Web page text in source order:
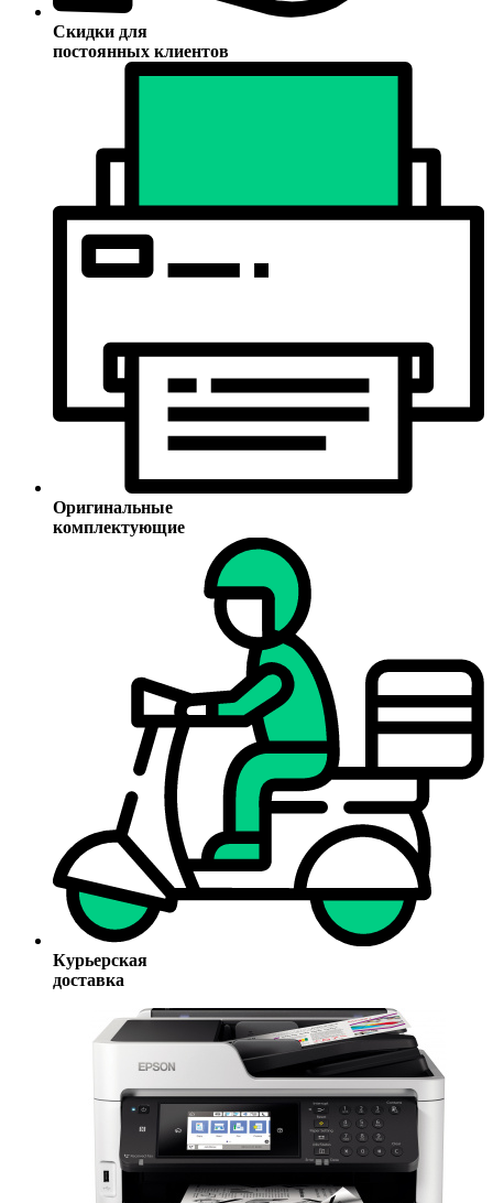
Скидки для
постоянных клиентов
Оригинальные
комплектующие
Курьерская
доставка